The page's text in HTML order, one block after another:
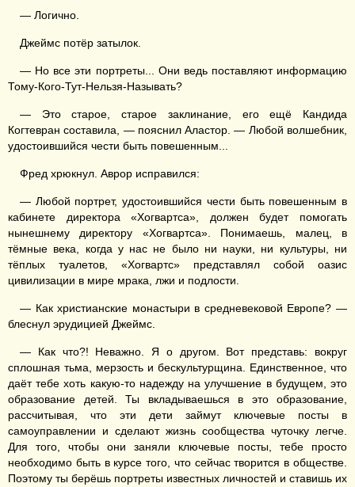
— Логично.
Джеймс потёр затылок.
— Но все эти портреты... Они ведь поставляют информацию
Тому-Кого-Тут-Нельзя-Называть?
— Это старое, старое заклинание, его ещё Кандида
Когтевран составила, — пояснил Аластор. — Любой волшебник,
удостоившийся чести быть повешенным...
Фред хрюкнул. Аврор исправился:
— Любой портрет, удостоившийся чести быть повешенным в
кабинете директора «Хогвартса», должен будет помогать
нынешнему директору «Хогвартса». Понимаешь, малец, в
тёмные века, когда у нас не было ни науки, ни культуры, ни
тёплых туалетов, «Хогвартс» представлял собой оазис
цивилизации в мире мрака, лжи и подлости.
— Как христианские монастыри в средневековой Европе? —
блеснул эрудицией Джеймс.
— Как что?! Неважно. Я о другом. Вот представь: вокруг
сплошная тьма, мерзость и бескультурщина. Единственное, что
даёт тебе хоть какую-то надежду на улучшение в будущем, это
образование детей. Ты вкладываешься в это образование,
рассчитывая, что эти дети займут ключевые посты в
самоуправлении и сделают жизнь сообщества чуточку легче.
Для того, чтобы они заняли ключевые посты, тебе просто
необходимо быть в курсе того, что сейчас творится в обществе.
Поэтому ты берёшь портреты известных личностей и ставишь их